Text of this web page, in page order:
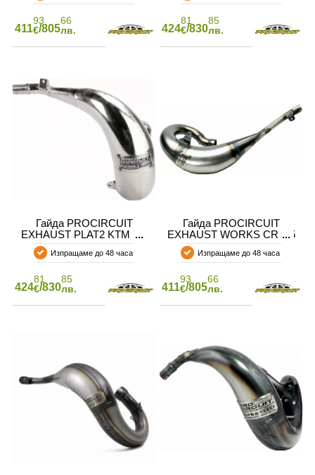
411
93
€/805
66
лв.
424
81
€/830
85
лв.
Гайда PROCIRCUIT
EXHAUST PLAT2 KTM300
Изпращаме до 48 часа
424
81
€/830
85
лв.
Гайда PROCIRCUIT
EXHAUST WORKS CR125
05-07
Изпращаме до 48 часа
411
93
€/805
66
лв.